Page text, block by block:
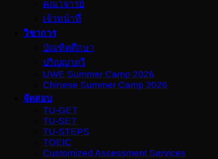
คณาจารย์
เจ้าหน้าที่
วิชาการ
บัณฑิตศึกษา
ปริญญาตรี
UWE Summer Camp 2026
Chinese Summer Camp 2026
จัดสอบ
TU-GET
TU-SET
TU-STEPS
TOEIC
Customized Assessment Services